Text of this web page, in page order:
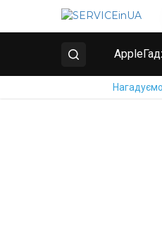
Apple
Головна Ремонт